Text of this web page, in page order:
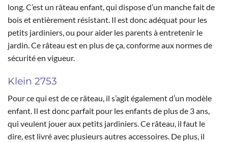
long. C’est un râteau enfant, qui dispose d’un manche fait de
bois et entièrement résistant. Il est donc adéquat pour les
petits jardiniers, ou pour aider les parents à entretenir le
jardin. Ce râteau est en plus de ça, conforme aux normes de
sécurité en vigueur.
Klein 2753
Pour ce qui est de ce râteau, il s’agit également d’un modèle
enfant. Il est donc parfait pour les enfants de plus de 3 ans,
qui veulent jouer aux petits jardiniers. Ce râteau, il faut le
dire, est livré avec plusieurs autres accessoires. De plus, il